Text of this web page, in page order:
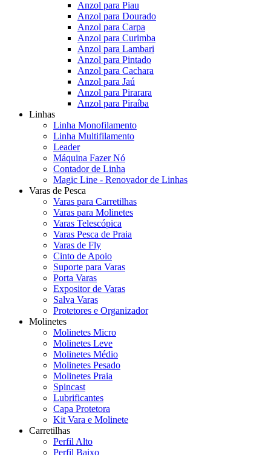
Anzol para Piau
Anzol para Dourado
Anzol para Carpa
Anzol para Curimba
Anzol para Lambari
Anzol para Pintado
Anzol para Cachara
Anzol para Jaú
Anzol para Pirarara
Anzol para Piraíba
Linhas
Linha Monofilamento
Linha Multifilamento
Leader
Máquina Fazer Nó
Contador de Linha
Magic Line - Renovador de Linhas
Varas de Pesca
Varas para Carretilhas
Varas para Molinetes
Varas Telescópica
Varas Pesca de Praia
Varas de Fly
Cinto de Apoio
Suporte para Varas
Porta Varas
Expositor de Varas
Salva Varas
Protetores e Organizador
Molinetes
Molinetes Micro
Molinetes Leve
Molinetes Médio
Molinetes Pesado
Molinetes Praia
Spincast
Lubrificantes
Capa Protetora
Kit Vara e Molinete
Carretilhas
Perfil Alto
Perfil Baixo